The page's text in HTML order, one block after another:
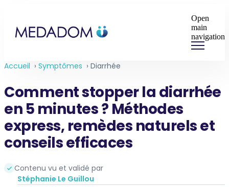
Open
main
navigation
Accueil › Symptômes › Diarrhée
Comment stopper la diarrhée
en 5 minutes ? Méthodes
express, remèdes naturels et
conseils efficaces
Contenu vu et validé par
Stéphanie Le Guillou